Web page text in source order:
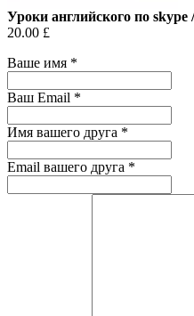
Уроки английского по skype
20.00 £
Ваше имя *
Ваш Email *
Имя вашего друга *
Email вашего друга *